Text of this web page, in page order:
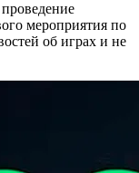
мероприятия по
об играх и не